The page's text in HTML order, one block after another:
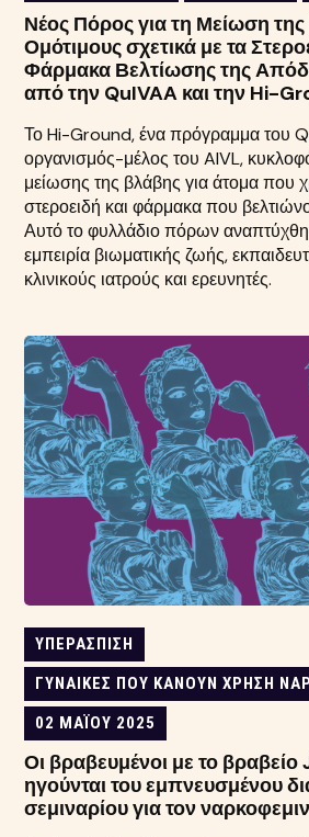
Νέος Πόρος για τη Μείωση
Ομότιμους σχετικά με τα
Φάρμακα Βελτίωσης της
από την QuIVAA και την Hi-
Το Hi-Ground, ένα πρόγραμμα του
οργανισμός-μέλος του AIVL,
μείωσης της βλάβης για άτομα που
στεροειδή και φάρμακα που
Αυτό το φυλλάδιο πόρων
εμπειρία βιωματικής ζωής,
κλινικούς ιατρούς και ερευνητές.
ΥΠΕΡΆΣΠΙΣΗ
ΓΥΝΑΊΚΕΣ ΠΟΥ ΚΆΝΟΥΝ ΧΡΉΣΗ
02 ΜΑΪ́ΟΥ 2025
Οι βραβευμένοι με το
ηγούνται του εμπνευσμένου
σεμιναρίου για τον